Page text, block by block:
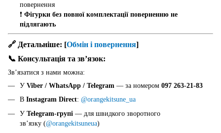
повернення
❗ Фігурки без повної комплектації поверненню не
підлягають
🔗 Детальніше: [Обмін і повернення]
📞 Консультація та звʼязок:
Звʼязатися з нами можна:
У Viber / WhatsApp / Telegram — за номером 097 263-21-83
В Instagram Direct: @orangekitsune_ua
У Telegram-групі — для швидкого зворотного
звʼязку (@orangekitsuneua)